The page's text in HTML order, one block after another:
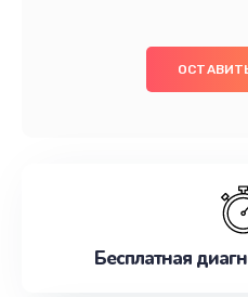
Бесплатная